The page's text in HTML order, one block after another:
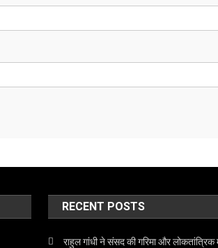
RECENT POSTS
राहुल गांधी ने संसद की गरिमा और लोकतांत्रिक